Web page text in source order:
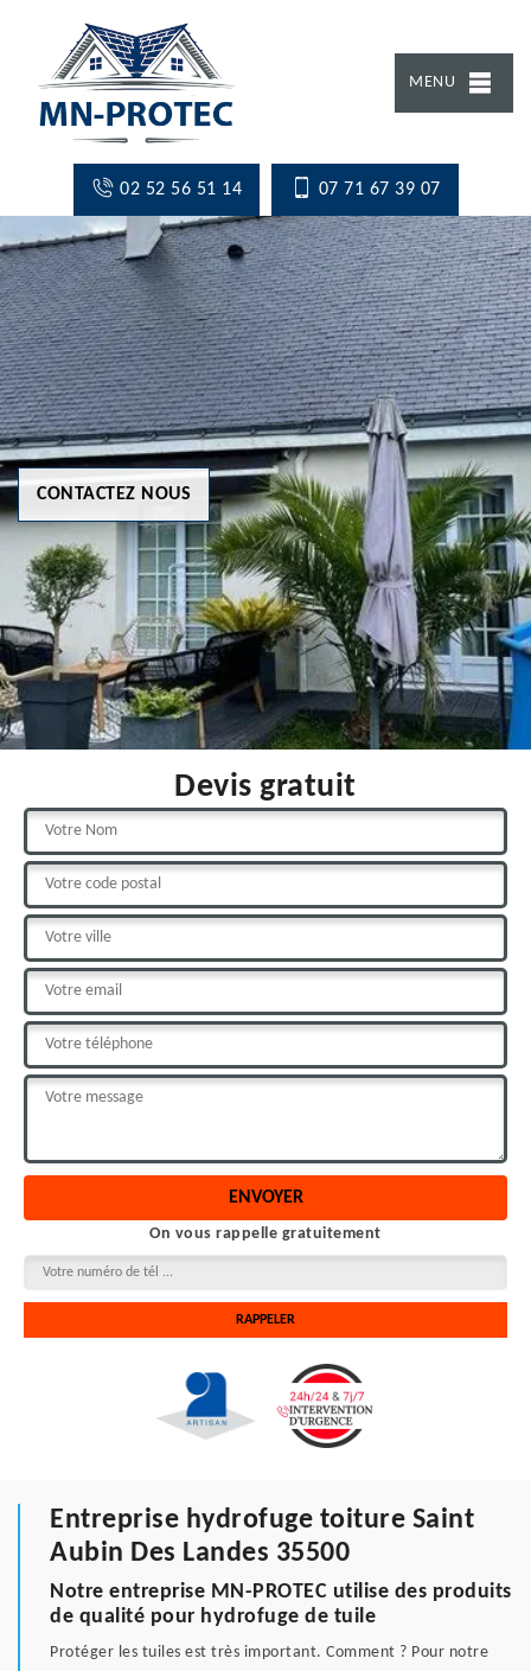
MENU
02 52 56 51 14 07 71 67 39 07
CONTACTEZ NOUS
Devis gratuit
On vous rappelle gratuitement
Entreprise hydrofuge toiture Saint
Aubin Des Landes 35500
Notre entreprise MN-PROTEC utilise des produits
de qualité pour hydrofuge de tuile
Protéger les tuiles est très important. Comment ? Pour notre